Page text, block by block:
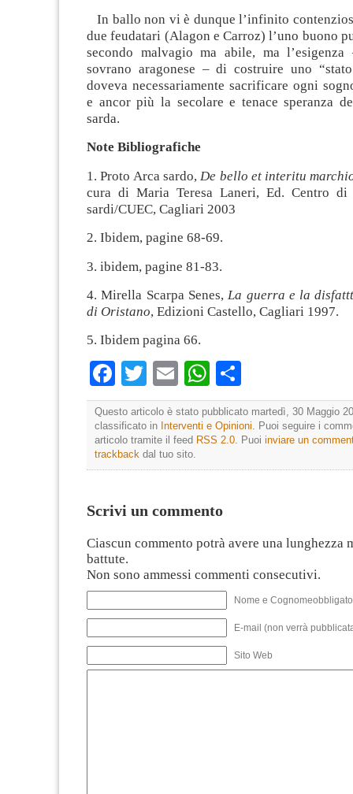
In ballo non vi è dunque l’infinito
due feudatari (Alagon e Carroz) l’uno buono
secondo malvagio ma abile, ma
sovrano aragonese – di costruire uno
doveva necessariamente sacrificare ogni
e ancor più la secolare e tenace speranza
sarda.
Note Bibliografiche
1. Proto Arca sardo, De bello et interitu
cura di Maria Teresa Laneri, Ed. Centro
sardi/CUEC, Cagliari 2003
2. Ibidem, pagine 68-69.
3. ibidem, pagine 81-83.
4. Mirella Scarpa Senes,La guerra e la
di Oristano, Edizioni Castello, Cagliari 1997.
5. Ibidem pagina 66.
Facebook
TwitterEmailWhatsApp
Questo articolo è stato pubblicato martedì, 30 Maggio
classificato in Interventi e Opinioni. Puoi seguire i
articolo tramite il feed RSS 2.0. Puoi inviare un
trackback dal tuo sito.
Scrivi un commento
Ciascun commento potrà avere una lunghezza
battute.
Non sono ammessi commenti consecutivi.
Nome e
E-mail (non verrà
Sito Web